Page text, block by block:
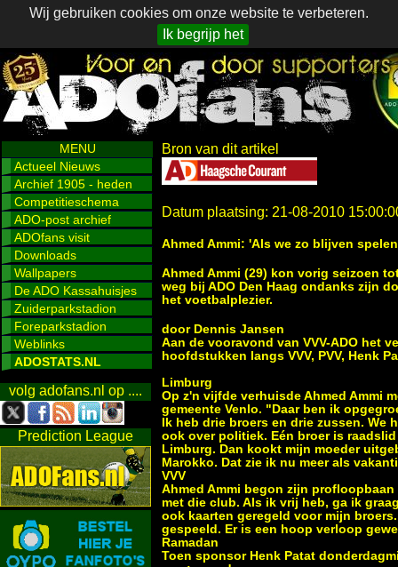
Wij gebruiken cookies om onze website te verbeteren.
Ik begrijp het
MENU
Actueel Nieuws
Archief 1905 - heden
Competitieschema
ADO-post archief
ADOfans visit
Downloads
Wallpapers
De ADO Kassahuisjes
Zuiderparkstadion
Foreparkstadion
Weblinks
ADOSTATS.NL
volg adofans.nl op ....
Prediction League
Bron van dit artikel
Datum plaatsing: 21-08-2010
Ahmed Ammi: 'Als we zo blijven
Ahmed Ammi (29) kon vorig seizoen
weg bij ADO Den Haag ondanks zijn
het voetbalplezier.
door Dennis Jansen
Aan de vooravond van VVV-ADO het
hoofdstukken langs VVV, PVV, Henk
Limburg
Op z'n vijfde verhuisde Ahmed Ammi
gemeente Venlo. "Daar ben ik
Ik heb drie broers en drie zussen.
ook over politiek. Eén broer is
Limburg. Dan kookt mijn moeder
Marokko. Dat zie ik nu meer als
VVV
Ahmed Ammi begon zijn
met die club. Als ik vrij heb, ga ik
ook kaarten geregeld voor mijn
gespeeld. Er is een hoop verloop
Ramadan
Toen sponsor Henk Patat